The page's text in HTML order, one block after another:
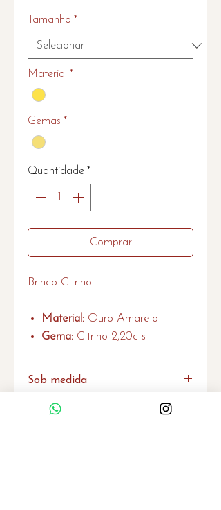
Tamanho *
Material *
Gemas *
Quantidade *
Comprar
Brinco Citrino
Material: Ouro Amarelo
Gema: Citrino 2,20cts
Sob medida
Caso não encontre o produto no